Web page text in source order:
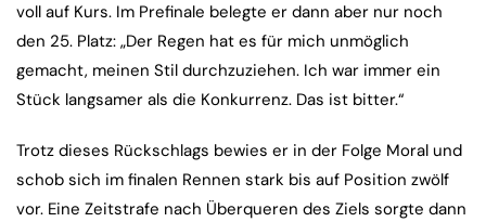
voll auf Kurs. Im Prefinale belegte er dann aber nur noch
den 25. Platz: „Der Regen hat es für mich unmöglich
gemacht, meinen Stil durchzuziehen. Ich war immer ein
Stück langsamer als die Konkurrenz. Das ist bitter.“
Trotz dieses Rückschlags bewies er in der Folge Moral und
schob sich im finalen Rennen stark bis auf Position zwölf
vor. Eine Zeitstrafe nach Überqueren des Ziels sorgte dann